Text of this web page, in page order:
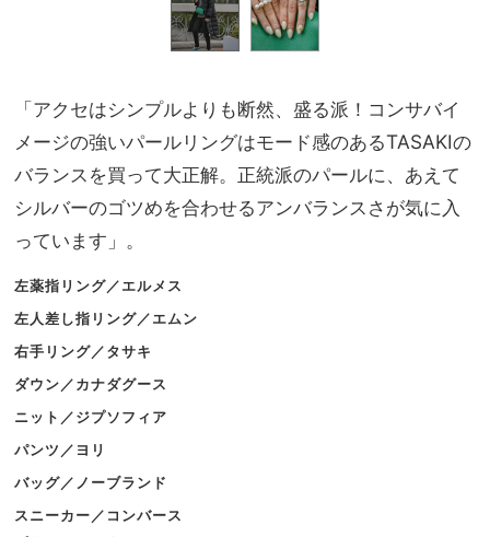
「アクセはシンプルよりも断然、盛る派！コンサバイ
メージの強いパールリングはモード感のあるTASAKIの
バランスを買って大正解。正統派のパールに、あえて
シルバーのゴツめを合わせるアンバランスさが気に入
っています」。
左薬指リング／エルメス
左人差し指リング／エムン
右手リング／タサキ
ダウン／カナダグース
ニット／ジプソフィア
パンツ／ヨリ
バッグ／ノーブランド
スニーカー／コンバース